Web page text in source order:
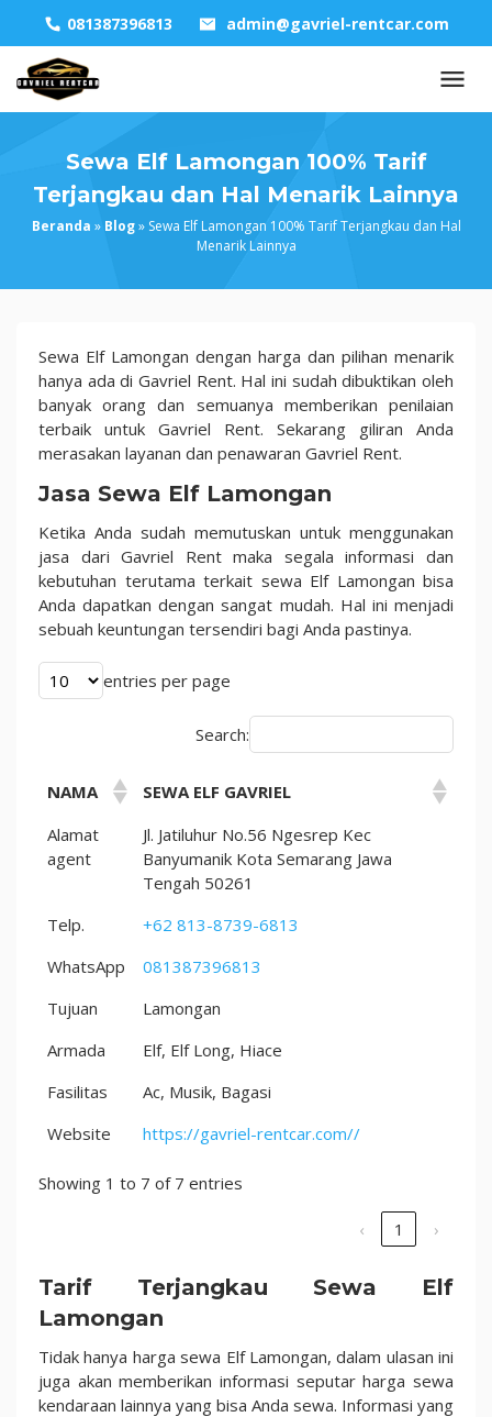
content
081387396813 admin@gavriel-rentcar.com
Sewa Elf Lamongan 100% Tarif
Terjangkau dan Hal Menarik Lainnya
Beranda » Blog» Sewa Elf Lamongan 100% Tarif Terjangkau dan Hal
Menarik Lainnya
Sewa
Elf
Lamongan
100%
Tarif
dan
Hal
Menarik
Lainnya
Sewa Elf Lamongan dengan harga dan pilihan menarik
hanya ada di Gavriel Rent. Hal ini sudah dibuktikan oleh
banyak orang dan semuanya memberikan penilaian
terbaik untuk Gavriel Rent. Sekarang giliran Anda
merasakan layanan dan penawaran Gavriel Rent.
Jasa Sewa Elf Lamongan
Ketika Anda sudah memutuskan untuk menggunakan
jasa dari Gavriel Rent maka segala informasi dan
kebutuhan terutama terkait sewa Elf Lamongan bisa
Anda dapatkan dengan sangat mudah. Hal ini menjadi
sebuah keuntungan tersendiri bagi Anda pastinya.
entries per page
Search:
NAMA
SEWA ELF GAVRIEL
Alamat
agent
Jl. Jatiluhur No.56 Ngesrep Kec
Banyumanik Kota Semarang Jawa
Tengah 50261
Telp.
+62 813-8739-6813
WhatsApp
081387396813
Tujuan
Lamongan
Armada
Elf, Elf Long, Hiace
Fasilitas
Ac, Musik, Bagasi
Website
https://gavriel-rentcar.com//
Showing 1 to 7 of 7 entries
‹ 1 ›
Tarif Terjangkau Sewa Elf
Lamongan
Tidak hanya harga sewa Elf Lamongan, dalam ulasan ini
juga akan memberikan informasi seputar harga sewa
kendaraan lainnya yang bisa Anda sewa. Informasi yang